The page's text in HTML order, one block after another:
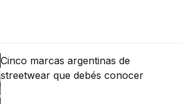
Cinco marcas argentinas de
streetwear que debés conocer